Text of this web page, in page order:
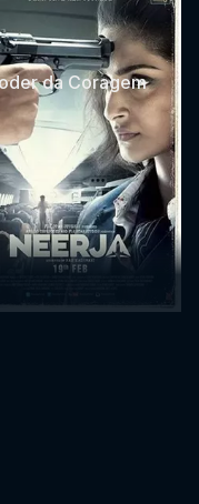
da Coragem